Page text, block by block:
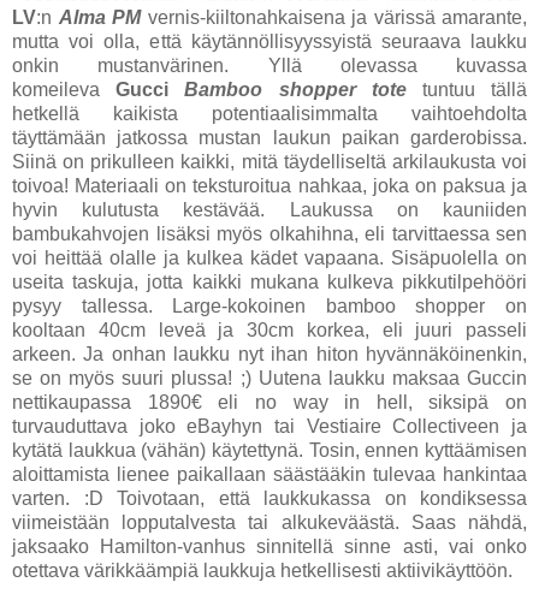
LV:n Alma PMvernis-kiiltonahkaisena ja värissä amarante,
mutta voi olla, että käytännöllisyyssyistä seuraava laukku
onkin mustanvärinen. Yllä olevassa kuvassa
komeilevaGucci Bamboo shopper totetuntuu tällä
hetkellä kaikista potentiaalisimmalta vaihtoehdolta
täyttämään jatkossa mustan laukun paikan garderobissa.
Siinä on prikulleen kaikki, mitä täydelliseltä arkilaukusta voi
toivoa! Materiaali on teksturoitua nahkaa, joka on paksua ja
hyvin kulutusta kestävää. Laukussa on kauniiden
bambukahvojen lisäksi myös olkahihna, eli tarvittaessa sen
voi heittää olalle ja kulkea kädet vapaana. Sisäpuolella on
useita taskuja, jotta kaikki mukana kulkeva pikkutilpehööri
pysyy tallessa. Large-kokoinen bamboo shopper on
kooltaan 40cm leveä ja 30cm korkea, eli juuri passeli
arkeen. Ja onhan laukku nyt ihan hiton hyvännäköinenkin,
se on myös suuri plussa! ;) Uutena laukku maksaa Guccin
nettikaupassa 1890€ eli no way in hell, siksipä on
turvauduttava joko eBayhyn tai Vestiaire Collectiveen ja
kytätä laukkua (vähän) käytettynä. Tosin, ennen kyttäämisen
aloittamista lienee paikallaan säästääkin tulevaa hankintaa
varten. :D Toivotaan, että laukkukassa on kondiksessa
viimeistään lopputalvesta tai alkukeväästä. Saas nähdä,
jaksaako Hamilton-vanhus sinnitellä sinne asti, vai onko
otettava värikkäämpiä laukkuja hetkellisesti aktiivikäyttöön.